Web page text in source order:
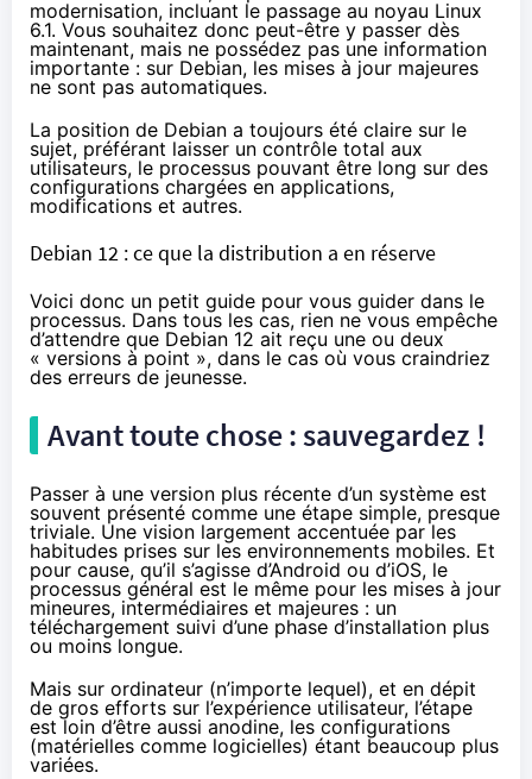
modernisation, incluant le passage au noyau Linux
6.1. Vous souhaitez donc peut-être y passer dès
maintenant, mais ne possédez pas une information
importante : sur Debian, les mises à jour majeures
ne sont pas automatiques.
La position de Debian a toujours été claire sur le
sujet, préférant laisser un contrôle total aux
utilisateurs, le processus pouvant être long sur des
configurations chargées en applications,
modifications et autres.
Debian 12 : ce que la distribution a en réserve
Voici donc un petit guide pour vous guider dans le
processus. Dans tous les cas, rien ne vous empêche
d’attendre que Debian 12 ait reçu une ou deux
« versions à point », dans le cas où vous craindriez
des erreurs de jeunesse.
Avant toute chose : sauvegardez !
Passer à une version plus récente d’un système est
souvent présenté comme une étape simple, presque
triviale. Une vision largement accentuée par les
habitudes prises sur les environnements mobiles. Et
pour cause, qu’il s’agisse d’Android ou d’iOS, le
processus général est le même pour les mises à jour
mineures, intermédiaires et majeures : un
téléchargement suivi d’une phase d’installation plus
ou moins longue.
Mais sur ordinateur (n’importe lequel), et en dépit
de gros efforts sur l’expérience utilisateur, l’étape
est loin d’être aussi anodine, les configurations
(matérielles comme logicielles) étant beaucoup plus
variées.